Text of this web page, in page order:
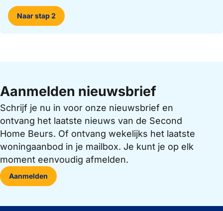
Naar stap 2
Aanmelden nieuwsbrief
Schrijf je nu in voor onze nieuwsbrief en
ontvang het laatste nieuws van de Second
Home Beurs. Of ontvang wekelijks het laatste
woningaanbod in je mailbox. Je kunt je op elk
moment eenvoudig afmelden.
Aanmelden